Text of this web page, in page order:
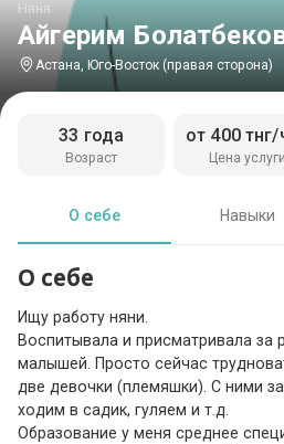
Айгерим
Няня
Астана, Юго-Восток (правая сторона)
Возраст
33 года
Цена услуги
от 400 тнг/
О себе Навыки
О себе
Ищу работу няни.
Воспитывала и присматривала
малышей. Просто сейчас
две девочки (племяшки). С ними
ходим в садик, гуляем и т.д.
Образование у меня среднее